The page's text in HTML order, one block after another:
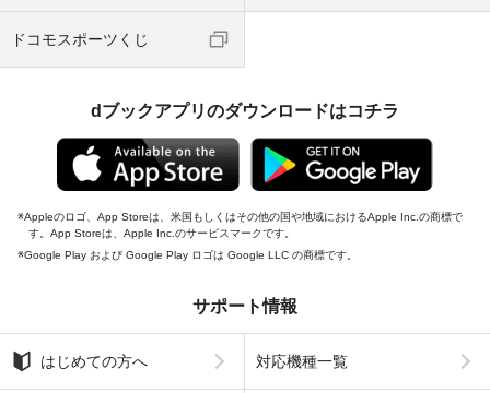
ドコモスポーツくじ
dブックアプリのダウンロードはコチラ
Appleのロゴ、App Storeは、米国もしくはその他の国や地域におけるApple Inc.の商標で
す。App Storeは、Apple Inc.のサービスマークです。
Google Play および Google Play ロゴは Google LLC の商標です。
サポート情報
はじめての方へ 対応機種一覧